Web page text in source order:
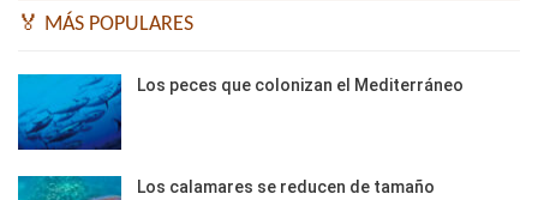
🏅 MÁS POPULARES
Los peces que colonizan el Mediterráneo
Los calamares se reducen de tamaño